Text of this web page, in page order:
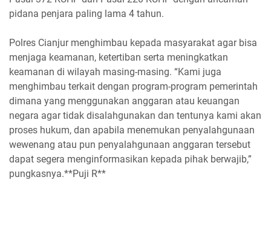
pidana penjara paling lama 4 tahun.
Polres Cianjur menghimbau kepada masyarakat agar bisa
menjaga keamanan, ketertiban serta meningkatkan
keamanan di wilayah masing-masing. “Kami juga
menghimbau terkait dengan program-program pemerintah
dimana yang menggunakan anggaran atau keuangan
negara agar tidak disalahgunakan dan tentunya kami akan
proses hukum, dan apabila menemukan penyalahgunaan
wewenang atau pun penyalahgunaan anggaran tersebut
dapat segera menginformasikan kepada pihak berwajib,”
pungkasnya.**Puji R**